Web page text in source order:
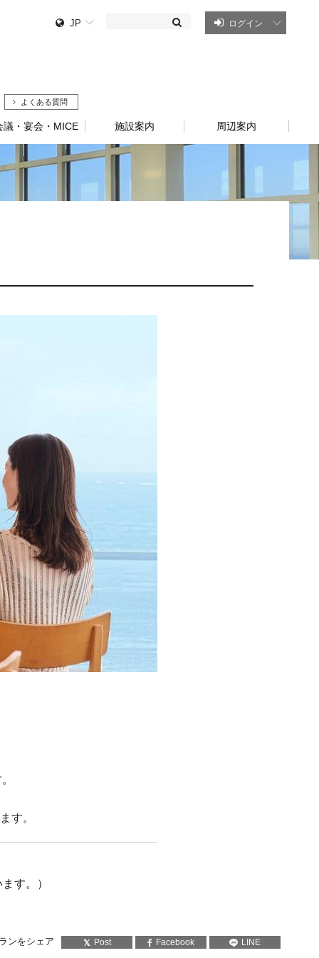
JP ログイン
よくある質問
議・宴会・MICE 施設案内 周辺案内
す。
す。）
ンをシェア Post Facebook LINE